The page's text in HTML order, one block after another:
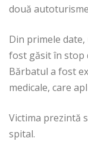
două
Din primele
fost găsit în stop
Bărbatul a fost
medicale, care
Victima prezintă
spital.